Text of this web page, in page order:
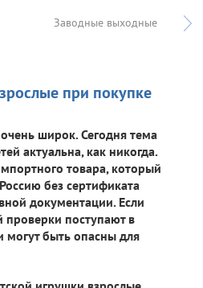
Заводные выходные
при покупке
широк. Сегодня тема
актуальна, как никогда.
товара, который
без сертификата
документации. Если
проверки поступают в
быть опасны для